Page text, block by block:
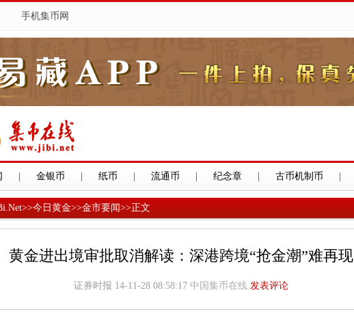
手机集币网
金银币 纸币 流通币 纪念章 古币机制币
>>今日黄金>>金市要闻>>正文
黄金进出境审批取消解读：深港跨境“抢金潮”难再现
证券时报 14-11-28 08:58:17 中国集币在线 发表评论